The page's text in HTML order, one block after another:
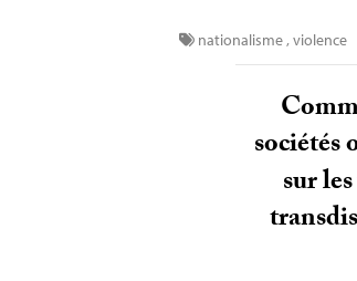
nationalisme,violence
sociétés
sur